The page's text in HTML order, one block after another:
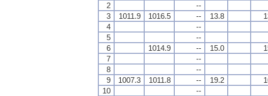
2
--
3
1011.9 1016.5 -- 13.8
4
--
5
--
6
1014.9 -- 15.0
7
--
8
--
9
1007.3 1011.8 -- 19.2
10
--